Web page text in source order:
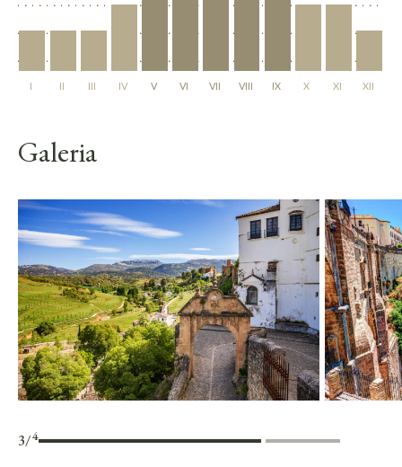
I II III IV V VI VII VIII IX X XI XII
Galeria
4/4